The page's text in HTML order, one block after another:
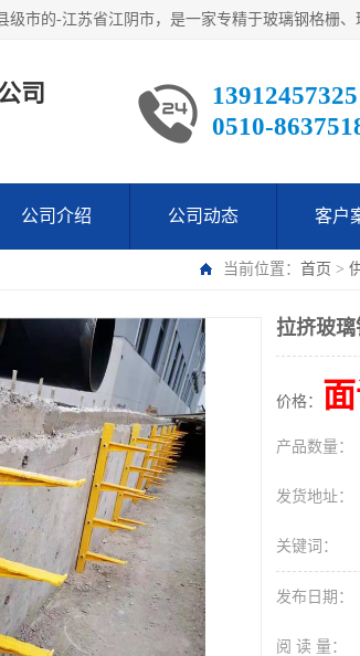
司
13912457325
0510-
公司介绍 公司动态 客户
当前位置： 首页 >
拉挤玻
价格：
产品数量：
发货地址：
关键词：
发布日期：
阅 读 量：